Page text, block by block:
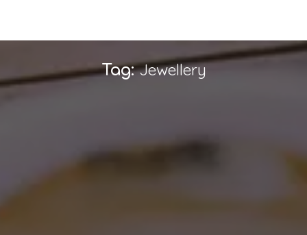
Tag:Jewellery